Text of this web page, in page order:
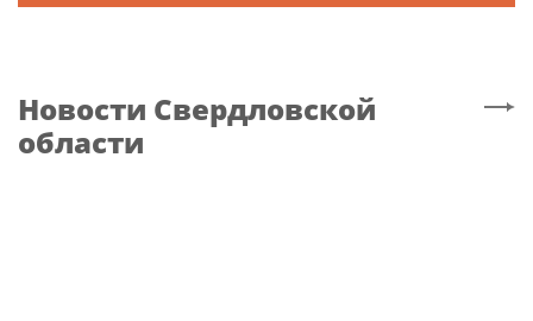
Новости Свердловской
области